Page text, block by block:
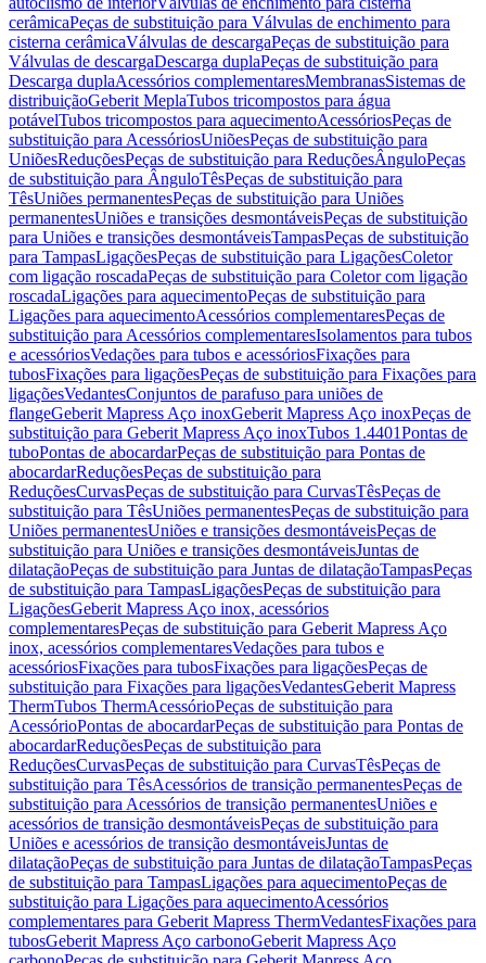
cerâmicaPeças de substituição para Válvulas de enchimento para
cisterna cerâmicaVálvulas de descargaPeças de substituição para
Válvulas de descargaDescarga duplaPeças de substituição para
Descarga duplaAcessórios complementaresMembranasSistemas de
distribuiçãoGeberit MeplaTubos tricompostos para água
potávelTubos tricompostos para aquecimentoAcessóriosPeças de
substituição para AcessóriosUniõesPeças de substituição para
UniõesReduçõesPeças de substituição para ReduçõesÂnguloPeças
de substituição para ÂnguloTêsPeças de substituição para
TêsUniões permanentesPeças de substituição para Uniões
permanentesUniões e transições desmontáveisPeças de substituição
para Uniões e transições desmontáveisTampasPeças de substituição
para TampasLigaçõesPeças de substituição para LigaçõesColetor
com ligação roscadaPeças de substituição para Coletor com ligação
roscadaLigações para aquecimentoPeças de substituição para
Ligações para aquecimentoAcessórios complementaresPeças de
substituição para Acessórios complementaresIsolamentos para tubos
e acessóriosVedações para tubos e acessóriosFixações para
tubosFixações para ligaçõesPeças de substituição para Fixações para
ligaçõesVedantesConjuntos de parafuso para uniões de
flangeGeberit Mapress Aço inoxGeberit Mapress Aço inoxPeças de
substituição para Geberit Mapress Aço inoxTubos 1.4401Pontas de
tuboPontas de abocardarPeças de substituição para Pontas de
abocardarReduçõesPeças de substituição para
ReduçõesCurvasPeças de substituição para CurvasTêsPeças de
substituição para TêsUniões permanentesPeças de substituição para
Uniões permanentesUniões e transições desmontáveisPeças de
substituição para Uniões e transições desmontáveisJuntas de
dilataçãoPeças de substituição para Juntas de dilataçãoTampasPeças
de substituição para TampasLigaçõesPeças de substituição para
LigaçõesGeberit Mapress Aço inox, acessórios
complementaresPeças de substituição para Geberit Mapress Aço
inox, acessórios complementaresVedações para tubos e
acessóriosFixações para tubosFixações para ligaçõesPeças de
substituição para Fixações para ligaçõesVedantesGeberit Mapress
ThermTubos ThermAcessórioPeças de substituição para
AcessórioPontas de abocardarPeças de substituição para Pontas de
abocardarReduçõesPeças de substituição para
ReduçõesCurvasPeças de substituição para CurvasTêsPeças de
substituição para TêsAcessórios de transição permanentesPeças de
substituição para Acessórios de transição permanentesUniões e
acessórios de transição desmontáveisPeças de substituição para
Uniões e acessórios de transição desmontáveisJuntas de
dilataçãoPeças de substituição para Juntas de dilataçãoTampasPeças
de substituição para TampasLigações para aquecimentoPeças de
substituição para Ligações para aquecimentoAcessórios
complementares para Geberit Mapress ThermVedantesFixações para
tubosGeberit Mapress Aço carbonoGeberit Mapress Aço